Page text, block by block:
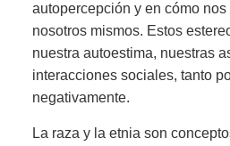
autopercepción y en cómo
nosotros mismos. Estos
nuestra autoestima, nuestras
interacciones sociales, tanto
negativamente.
La raza y la etnia son